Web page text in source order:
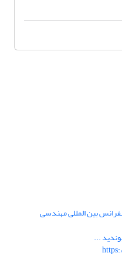
بین المللی مهندسی
...